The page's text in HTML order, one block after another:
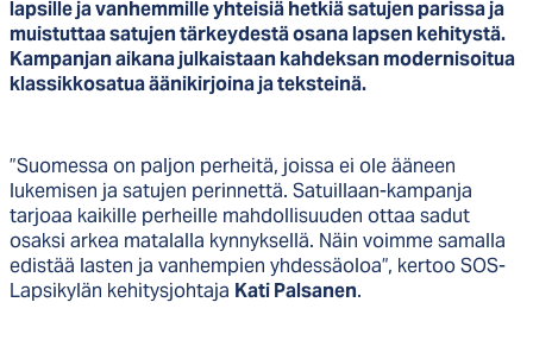
lapsille ja vanhemmille yhteisiä hetkiä satujen parissa ja
muistuttaa satujen tärkeydestä osana lapsen kehitystä.
Kampanjan aikana julkaistaan kahdeksan modernisoitua
klassikkosatua äänikirjoina ja teksteinä.
”Suomessa on paljon perheitä, joissa ei ole ääneen
lukemisen ja satujen perinnettä. Satuillaan-kampanja
tarjoaa kaikille perheille mahdollisuuden ottaa sadut
osaksi arkea matalalla kynnyksellä. Näin voimme samalla
edistää lasten ja vanhempien yhdessäoloa”, kertoo SOS-
Lapsikylän kehitysjohtaja Kati Palsanen.